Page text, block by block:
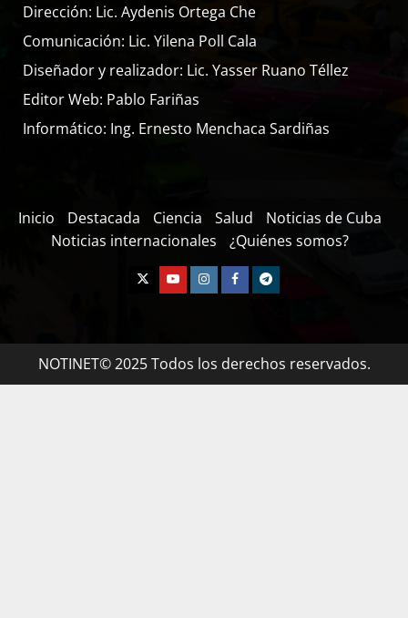
Dirección: Lic. Aydenis Ortega Che
Comunicación: Lic. Yilena Poll Cala
Diseñador y realizador: Lic. Yasser Ruano Téllez
Editor Web: Pablo Fariñas
Informático: Ing. Ernesto Menchaca Sardiñas
Inicio Destacada Ciencia Salud
Noticias de Cuba
Noticias internacionales
¿Quiénes somos?
NOTINET© 2025 Todos los derechos reservados.